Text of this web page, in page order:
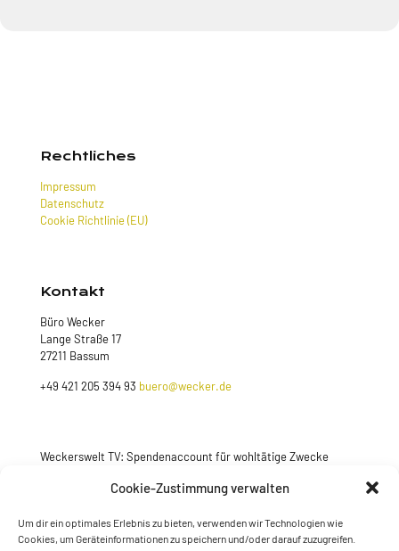
Cookie-Zustimmung verwalten
Um dir ein optimales Erlebnis zu bieten, verwenden wir Technologien wie
Cookies, um Geräteinformationen zu speichern und/oder darauf zuzugreifen.
Rechtliches
Impressum
Datenschutz
Cookie Richtlinie (EU)
Kontakt
Büro Wecker
Lange Straße 17
27211 Bassum
+49 421 205 394 93 buero@wecker.de
Weckerswelt TV: Spendenaccount für wohltätige Zwecke
Jetzt spenden